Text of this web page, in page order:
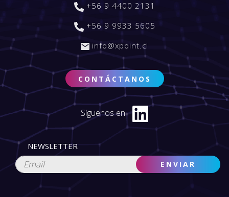
+56 9 4400 2131
+56 9 9933 5605
info@xpoint.cl
CONTÁCTANOS
Síguenos en
NEWSLETTER